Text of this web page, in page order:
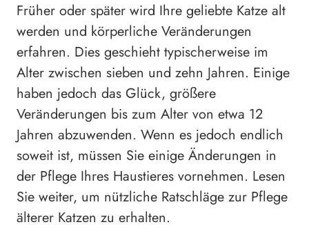
Früher oder später wird Ihre geliebte Katze alt
werden und körperliche Veränderungen
erfahren. Dies geschieht typischerweise im
Alter zwischen sieben und zehn Jahren. Einige
haben jedoch das Glück, größere
Veränderungen bis zum Alter von etwa 12
Jahren abzuwenden. Wenn es jedoch endlich
soweit ist, müssen Sie einige Änderungen in
der Pflege Ihres Haustieres vornehmen. Lesen
Sie weiter, um nützliche Ratschläge zur Pflege
älterer Katzen zu erhalten.